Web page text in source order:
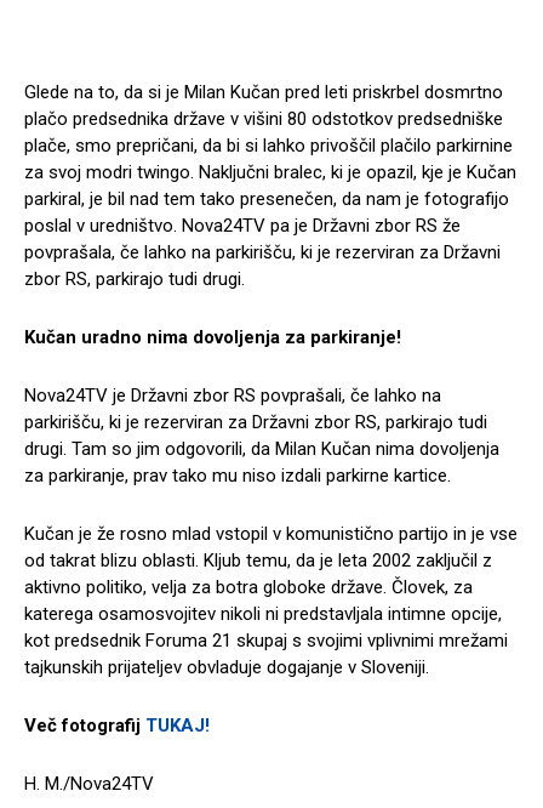
Glede na to, da si je Milan Kučan pred leti priskrbel dosmrtno
plačo predsednika države v višini 80 odstotkov predsedniške
plače, smo prepričani, da bi si lahko privoščil plačilo parkirnine
za svoj modri twingo. Naključni bralec, ki je opazil, kje je Kučan
parkiral, je bil nad tem tako presenečen, da nam je fotografijo
poslal v uredništvo. Nova24TV pa je Državni zbor RS že
povprašala, če lahko na parkirišču, ki je rezerviran za Državni
zbor RS, parkirajo tudi drugi.
Kučan uradno nima dovoljenja za parkiranje!
Nova24TV je Državni zbor RS povprašali, če lahko na
parkirišču, ki je rezerviran za Državni zbor RS, parkirajo tudi
drugi. Tam so jim odgovorili, da Milan Kučan nima dovoljenja
za parkiranje, prav tako mu niso izdali parkirne kartice.
Kučan je že rosno mlad vstopil v komunistično partijo in je vse
od takrat blizu oblasti. Kljub temu, da je leta 2002 zaključil z
aktivno politiko, velja za botra globoke države. Človek, za
katerega osamosvojitev nikoli ni predstavljala intimne opcije,
kot predsednik Foruma 21 skupaj s svojimi vplivnimi mrežami
tajkunskih prijateljev obvladuje dogajanje v Sloveniji.
Več fotografij TUKAJ!
H. M./Nova24TV